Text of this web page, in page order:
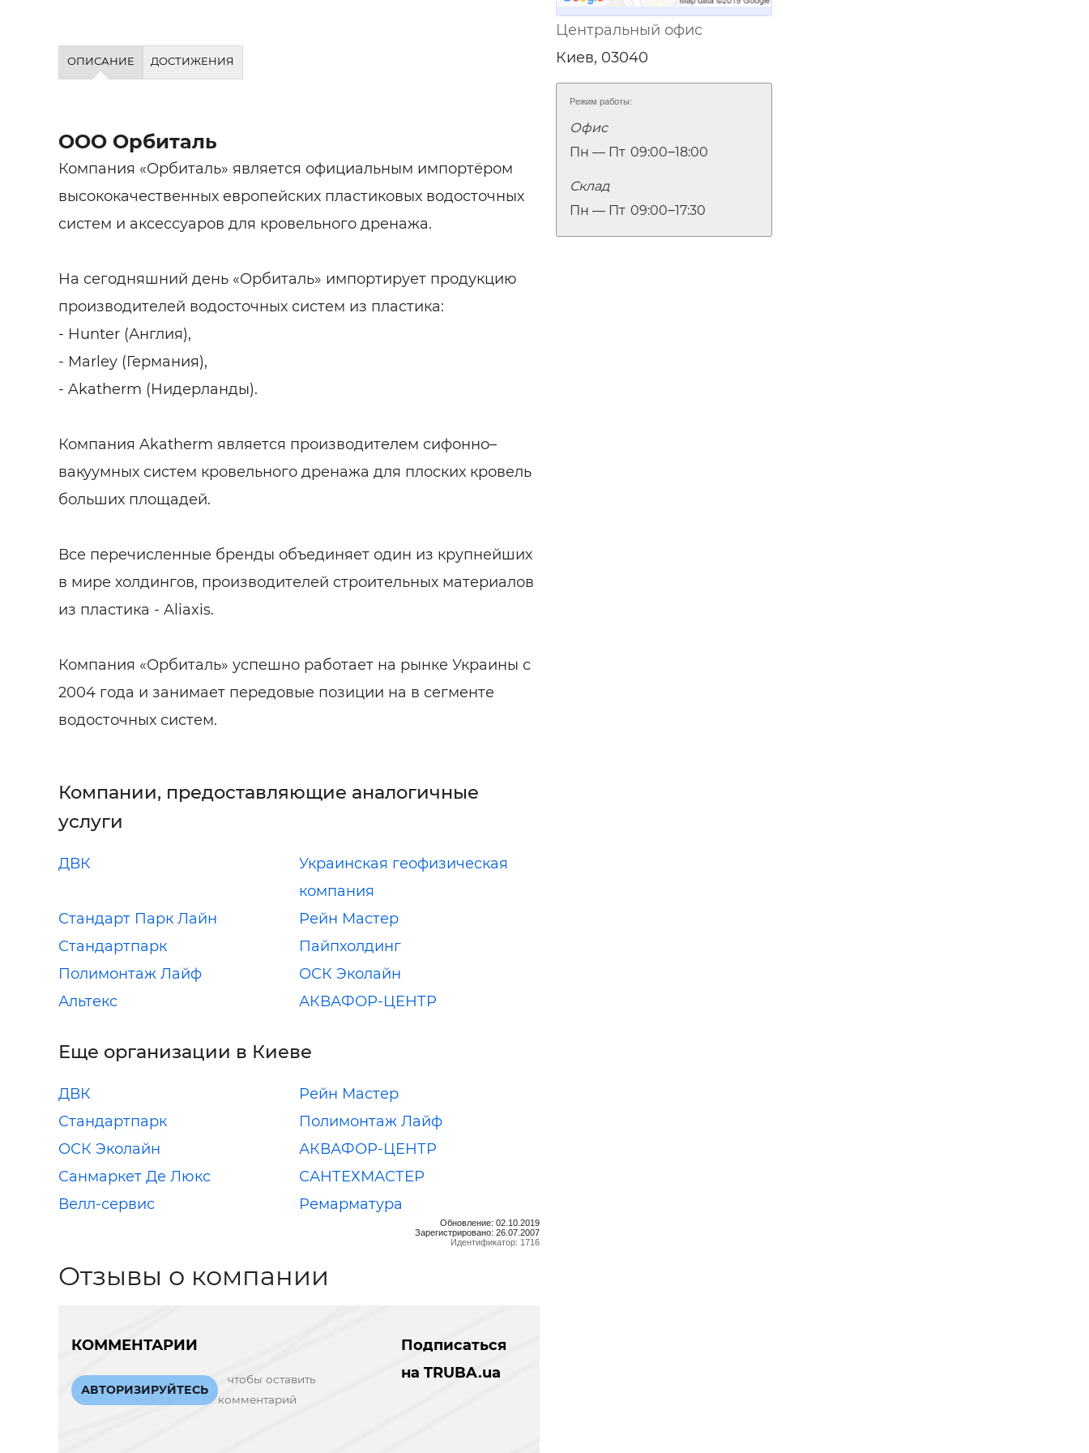
ОПИСАНИЕ ДОСТИЖЕНИЯ
ООО Орбиталь
Компания «Орбиталь» является официальным импортёром
высококачественных европейских пластиковых водосточных
систем и аксессуаров для кровельного дренажа.
На сегодняшний день «Орбиталь» импортирует продукцию
производителей водосточных систем из пластика:
- Hunter (Англия),
- Marley (Германия),
- Akatherm (Нидерланды).
Компания Akatherm является производителем сифонно–
вакуумных систем кровельного дренажа для плоских кровель
больших площадей.
Все перечисленные бренды объединяет один из крупнейших
в мире холдингов, производителей строительных материалов
из пластика - Aliaxis.
Компания «Орбиталь» успешно работает на рынке Украины с
2004 года и занимает передовые позиции на в сегменте
водосточных систем.
Компании, предоставляющие аналогичные
услуги
ДВК
Украинская геофизическая
компания
Стандарт Парк Лайн
Рейн Мастер
Стандартпарк
Пайпхолдинг
Полимонтаж Лайф
ОСК Эколайн
Альтекс
АКВАФОР-ЦЕНТР
Еще организации в Киеве
ДВК
Рейн Мастер
Стандартпарк
Полимонтаж Лайф
ОСК Эколайн
АКВАФОР-ЦЕНТР
Санмаркет Де Люкс
САНТЕХМАСТЕР
Велл-сервис
Ремарматура
Обновление: 02.10.2019
Зарегистрировано: 26.07.2007
Идентификатор: 1716
Отзывы о компании
КОММЕНТАРИИ
АВТОРИЗИРУЙТЕСЬ
чтобы оставить
комментарий
Подписаться
на TRUBA.ua
Центральный офис
Киев, 03040
Режим работы:
Офис
Пн — Пт 09:00‒18:00
Склад
Пн — Пт 09:00‒17:30